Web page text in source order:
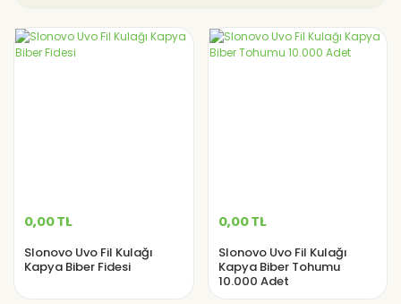
0,00 TL
Slonovo Uvo Fil Kulağı
Kapya Biber Fidesi
0,00 TL
Slonovo Uvo Fil Kulağı
Kapya Biber Tohumu
10.000 Adet